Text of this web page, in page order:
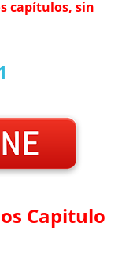
capítulos, sin
Capitulo